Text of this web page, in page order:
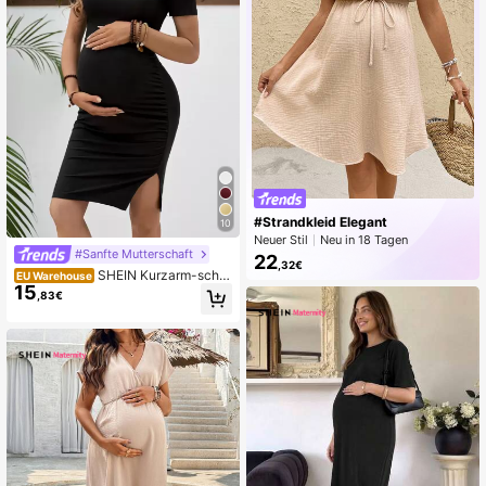
10
#Sanfte Mutterschaft
EU Warehouse SHEIN Kurzarm-schw
angerschaftskleid Bodycon
15 ,83€
#Strandkleid Elegant
Neuer Stil
Neu in 18 Tagen
22 ,32€